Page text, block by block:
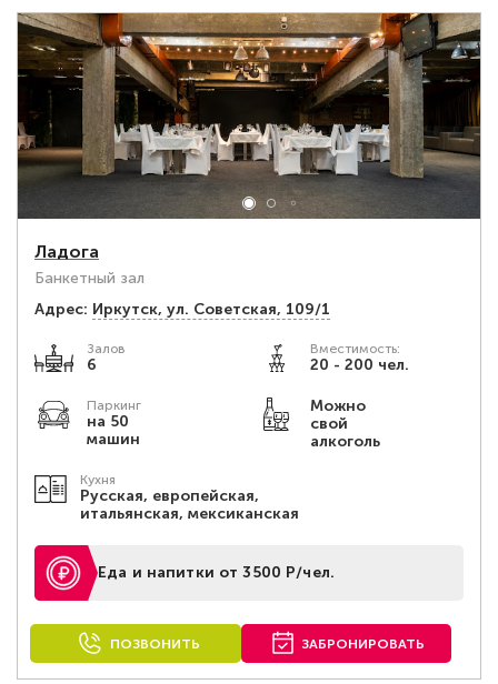
Ладога
Банкетный зал
Адрес: Иркутск, ул. Советская, 109/1
Залов
6
Вместимость:
20 - 200 чел.
Паркинг
на 50
машин
Можно
свой
алкоголь
Кухня
Русская, европейская,
итальянская, мексиканская
Еда и напитки от 3500 Р/чел.
ПОЗВОНИТЬ ЗАБРОНИРОВАТЬ